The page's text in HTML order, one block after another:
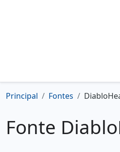
Principal Fontes
Fonte